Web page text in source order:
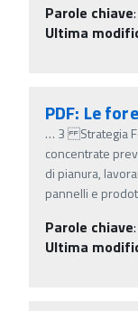
Parole chiave:
Ultima
PDF: Le
… 3 Strategia
concentrate
di pianura,
pannelli e
Parole chiave:
Ultima